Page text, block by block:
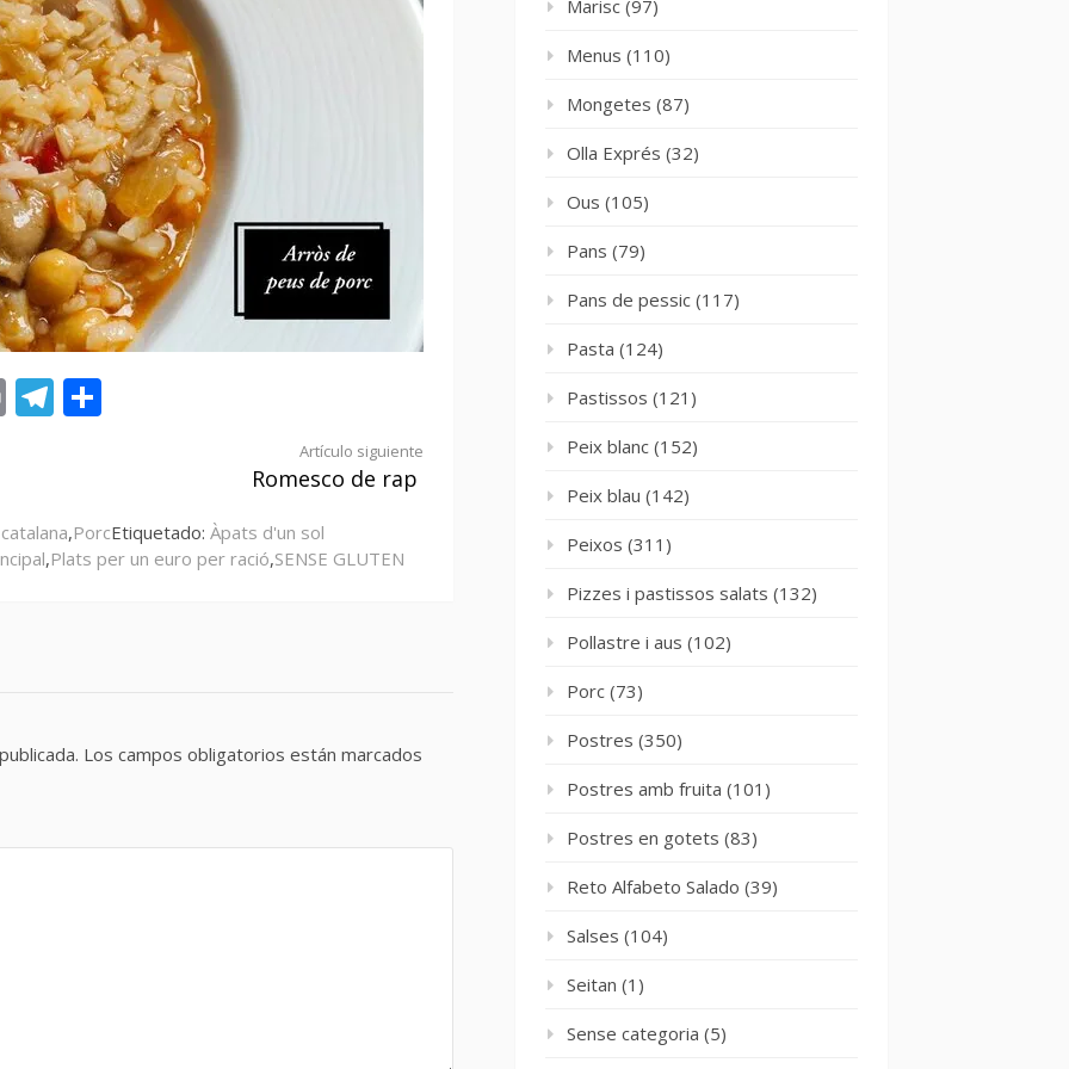
PrintTelegram
Artículo siguiente
Romesco de rap
,PorcEtiquetado: Àpats d'un sol
,Plats per un euro per ració,SENSE GLUTEN
Los campos obligatorios están marcados
Marisc (97)
Menus (110)
Mongetes (87)
Olla Exprés (32)
Ous (105)
Pans (79)
Pans de pessic (117)
Pasta (124)
Pastissos (121)
Peix blanc (152)
Peix blau (142)
Peixos (311)
Pizzes i pastissos salats (132)
Pollastre i aus (102)
Porc (73)
Postres (350)
Postres amb fruita (101)
Postres en gotets (83)
Reto Alfabeto Salado (39)
Salses (104)
Seitan (1)
Sense categoria (5)